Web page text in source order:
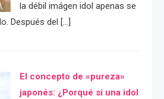
la débil imágen idol apenas se
Después del […]
El concepto de «pureza»
japonés: ¿Porqué si una idol